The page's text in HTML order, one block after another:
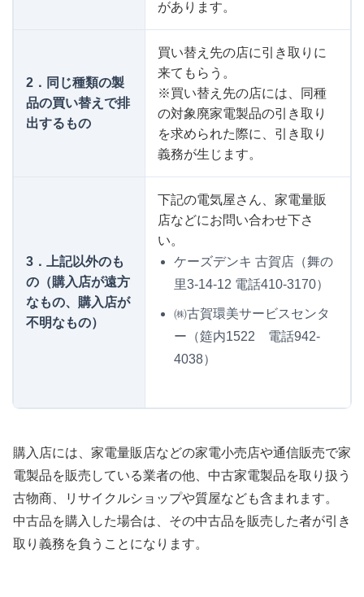
があります。
2．同じ種類の製
品の買い替えで排
出するもの
買い替え先の店に引き取りに
来てもらう。
※買い替え先の店には、同種
の対象廃家電製品の引き取り
を求められた際に、引き取り
義務が生じます。
3．上記以外のも
の（購入店が遠方
なもの、購入店が
不明なもの）
下記の電気屋さん、家電量販
店などにお問い合わせ下さ
い。
ケーズデンキ 古賀店（舞の
里3-14-12 電話410-3170）
㈱古賀環美サービスセンタ
ー（筵内1522 電話942‐
4038）
購入店には、家電量販店などの家電小売店や通信販売で家
電製品を販売している業者の他、中古家電製品を取り扱う
古物商、リサイクルショップや質屋なども含まれます。
中古品を購入した場合は、その中古品を販売した者が引き
取り義務を負うことになります。